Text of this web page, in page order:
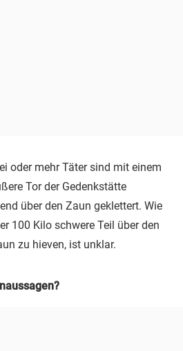
oder mehr Täter sind mit einem
Tor der Gedenkstätte
über den Zaun geklettert. Wie
100 Kilo schwere Teil über den
zu hieven, ist unklar.